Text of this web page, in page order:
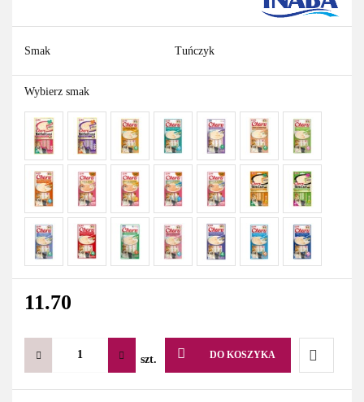
Smak Tuńczyk
Wybierz smak
11.70
szt. DO KOSZYKA
Do